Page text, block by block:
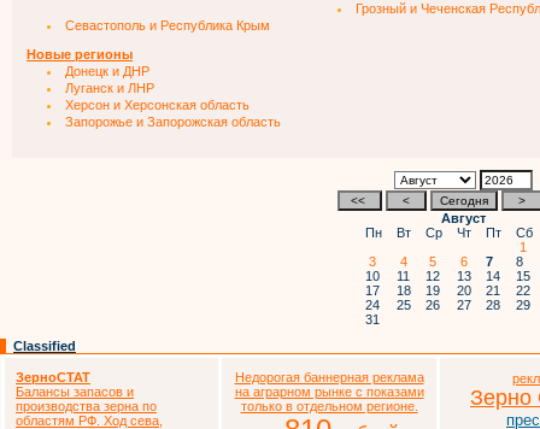
Севастополь и Республика Крым
Новые регионы
Донецк и ДНР
Луганск и ЛНР
Херсон и Херсонская область
Запорожье и Запорожская область
Грозный и Чеченская
Август
Пн
Вт Ср Чт Пт Сб
1
3
4 5 6 7 8
10
11 12 13 14 15
17
18 19 20 21 22
24
25 26 27 28 29
31
Classified
ЗерноСТАТ
Балансы запасов и
производства зерна по
областям РФ. Ход сева,
Недорогая баннерная реклама
на аграрном рынке с показами
только в отдельном регионе.
Зерно